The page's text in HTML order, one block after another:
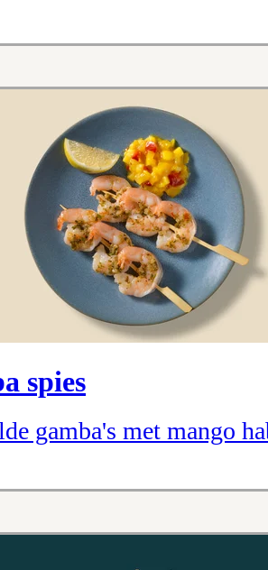
spies
gamba's met mango